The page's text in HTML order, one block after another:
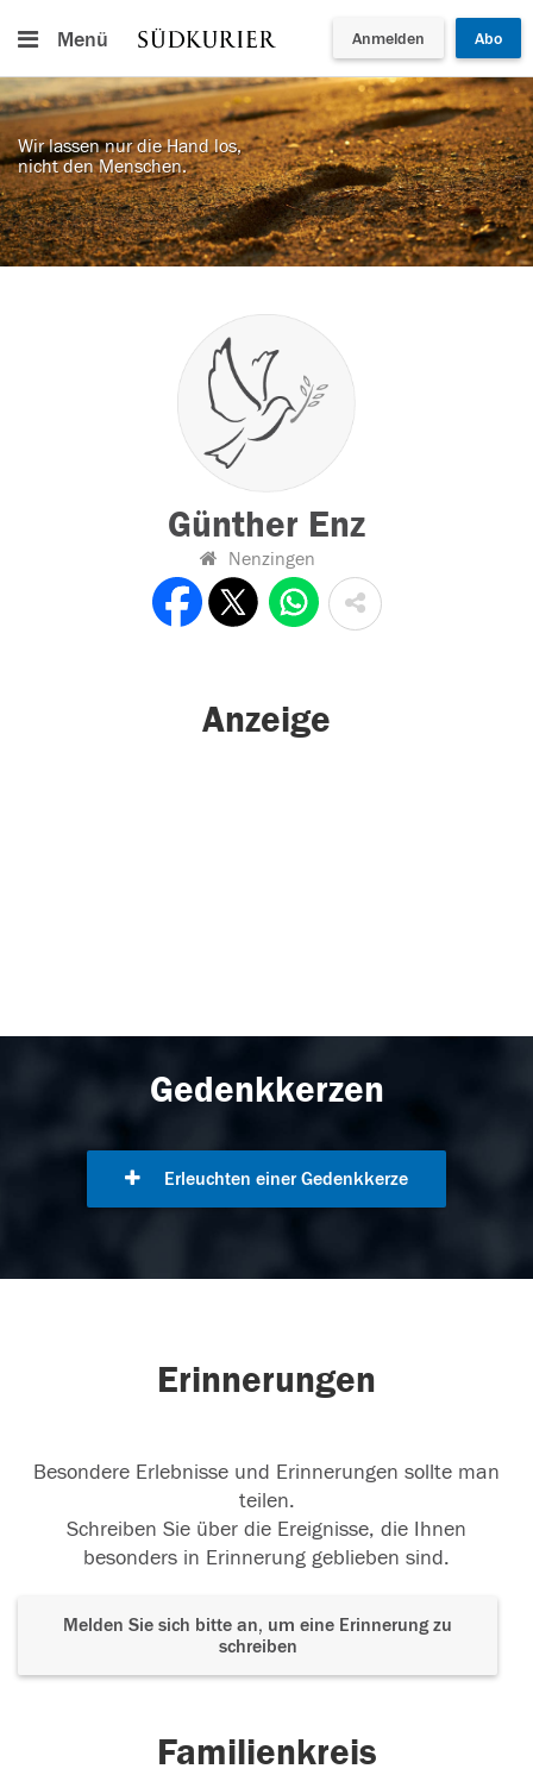
Menü Anmelden Abo
Wir lassen nur die Hand los,
nicht den Menschen.
Günther Enz
Nenzingen
Anzeige
Gedenkkerzen
Erleuchten einer Gedenkkerze
Erinnerungen
Besondere Erlebnisse und Erinnerungen sollte man
teilen.
Schreiben Sie über die Ereignisse, die Ihnen
besonders in Erinnerung geblieben sind.
Melden Sie sich bitte an, um eine Erinnerung zu
schreiben
Familienkreis